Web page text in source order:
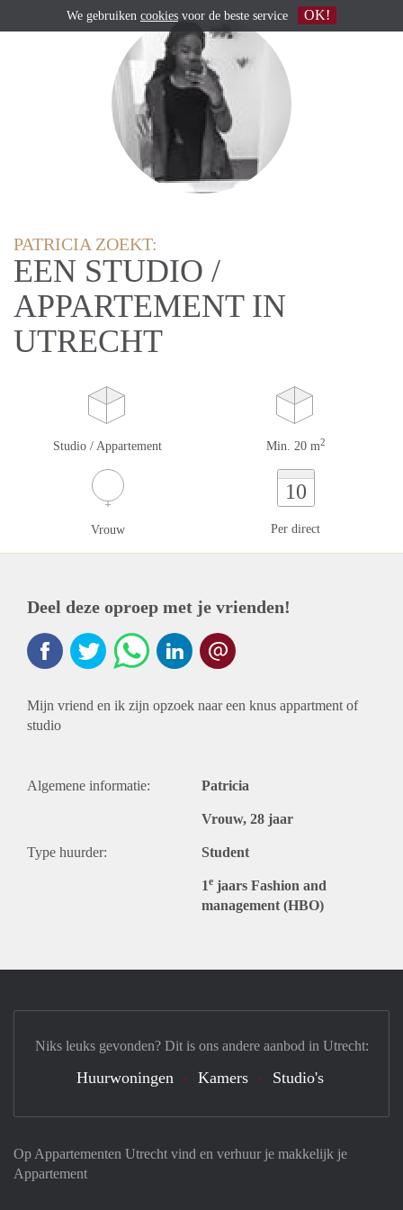
PATRICIA ZOEKT:
EEN STUDIO /
APPARTEMENT IN
UTRECHT
Studio / Appartement Min. 20 m2
Vrouw
10
Per direct
Deel deze oproep met je vrienden!
Mijn vriend en ik zijn opzoek naar een knus appartment of
studio
Algemene informatie: Patricia
Vrouw, 28 jaar
Type huurder: Student
1e jaars Fashion and
management (HBO)
Op Appartementen Utrecht vind en verhuur je makkelijk je
Appartement
Niks leuks gevonden? Dit is ons andere aanbod in Utrecht:
Huurwoningen Kamers Studio's
We gebruiken cookies voor de beste service OK!